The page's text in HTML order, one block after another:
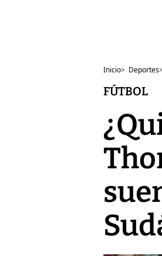
Inicio> Deportes
FÚTBOL